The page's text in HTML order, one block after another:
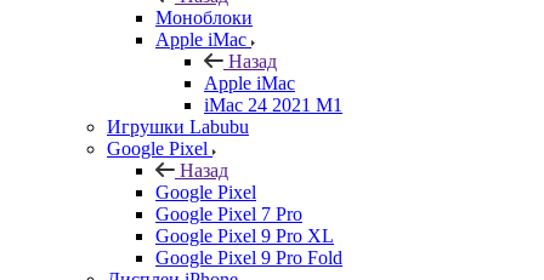
Моноблоки
Apple iMac
Назад
Apple iMac
iMac 24 2021 M1
Игрушки Labubu
Google Pixel
Назад
Google Pixel
Google Pixel 7 Pro
Google Pixel 9 Pro XL
Google Pixel 9 Pro Fold